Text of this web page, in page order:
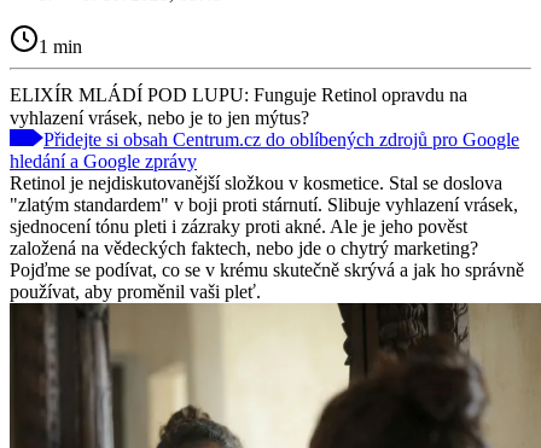
1 min
ELIXÍR MLÁDÍ POD LUPU: Funguje Retinol opravdu na
vyhlazení vrásek, nebo je to jen mýtus?
Přidejte si obsah Centrum.cz do oblíbených zdrojů pro Google
hledání a Google zprávy
Retinol je nejdiskutovanější složkou v kosmetice. Stal se doslova
"zlatým standardem" v boji proti stárnutí. Slibuje vyhlazení vrásek,
sjednocení tónu pleti i zázraky proti akné. Ale je jeho pověst
založená na vědeckých faktech, nebo jde o chytrý marketing?
Pojďme se podívat, co se v krému skutečně skrývá a jak ho správně
používat, aby proměnil vaši pleť.